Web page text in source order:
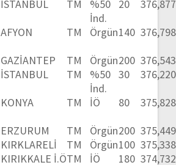
İSTANBUL TM
%50
İnd.
20
AFYON TM Örgün140
GAZİANTEP TM Örgün200
İSTANBUL TM
%50
İnd.
30
KONYA TM İÖ 80
ERZURUM TM Örgün200
KIRKLARELİ TM Örgün100
KIRIKKALE İ.ÖTM İÖ 180